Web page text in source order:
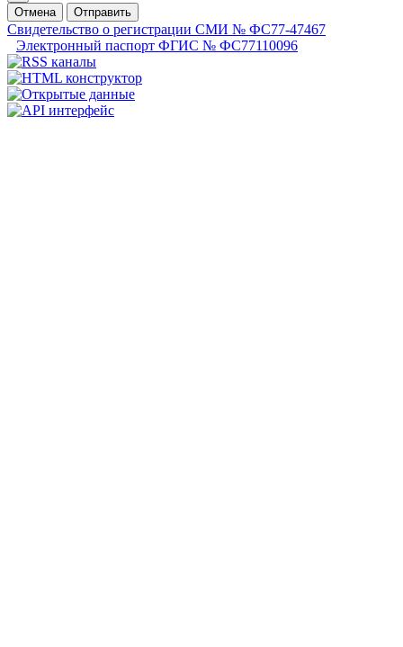
Отмена
Отправить
Свидетельство о регистрации СМИ № ФС77-47467
Электронный паспорт ФГИС № ФС77110096